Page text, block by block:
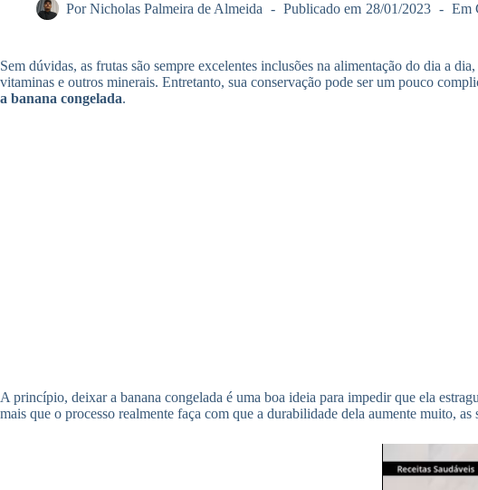
Por Nicholas Palmeira de Almeida Publicado em 28/01/2023 Em
Sem dúvidas, as frutas são sempre excelentes inclusões na alimentação do dia a
vitaminas e outros minerais. Entretanto, sua conservação pode ser um pouco
a banana congelada.
A princípio, deixar a banana congelada é uma boa ideia para impedir que ela
mais que o processo realmente faça com que a durabilidade dela aumente muito,